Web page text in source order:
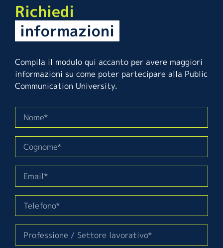
Richiedi
informazioni
Compila il modulo qui accanto per avere maggiori
informazioni su come poter partecipare alla Public
Communication University.